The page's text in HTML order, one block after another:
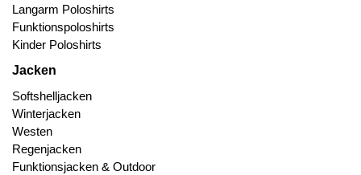
Langarm Poloshirts
Funktionspoloshirts
Kinder Poloshirts
Jacken
Softshelljacken
Winterjacken
Westen
Regenjacken
Funktionsjacken & Outdoor